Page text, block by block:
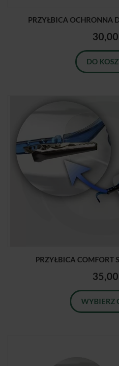
PRZYŁBICA OCHRONNA
30,00
DO
PRZYŁBICA COMFORT
35,00
WYBIERZ